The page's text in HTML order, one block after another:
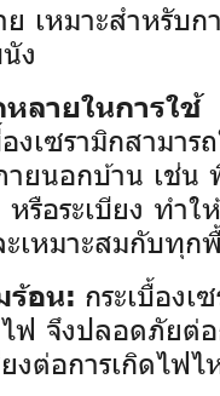
เหมาะสำหรับก
ง
ลายในการใช้
องเซรามิกสามาร
ายนอกบ้าน เช่น
รือระเบียง ทำใ
เหมาะสมกับทุก
ร้อน: กระเบื้องเ
ฟ จึงปลอดภัยต่อ
งต่อการเกิดไฟไ